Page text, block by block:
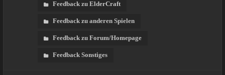
Feedback zu ElderCraft
Feedback zu anderen Spielen
Feedback zu Forum/Homepage
Feedback Sonstiges